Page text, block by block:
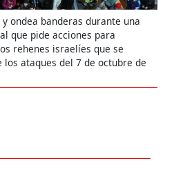
ondea banderas durante una
que pide acciones para
rehenes israelíes que se
ataques del 7 de octubre de